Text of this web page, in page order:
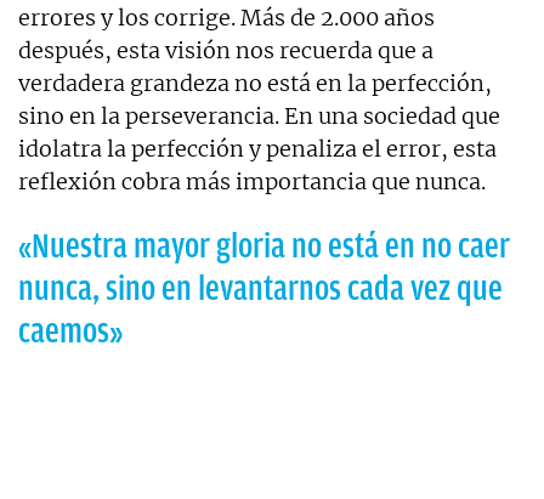
errores y los corrige. Más de 2.000 años
después, esta visión nos recuerda que a
verdadera grandeza no está en la perfección,
sino en la perseverancia. En una sociedad que
idolatra la perfección y penaliza el error, esta
reflexión cobra más importancia que nunca.
«Nuestra mayor gloria no está en no caer
nunca, sino en levantarnos cada vez que
caemos»